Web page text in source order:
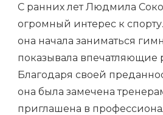
С ранних лет Людмила
огромный интерес к
она начала заниматься
показывала впечатляющие
Благодаря своей
она была замечена
приглашена в